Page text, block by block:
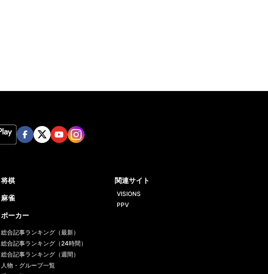
将棋
麻雀
ポーカー
総合記事ランキング（最新）
総合記事ランキング（24時間）
総合記事ランキング（週間）
人物・グループ一覧
関連サイト
VISIONS
PPV